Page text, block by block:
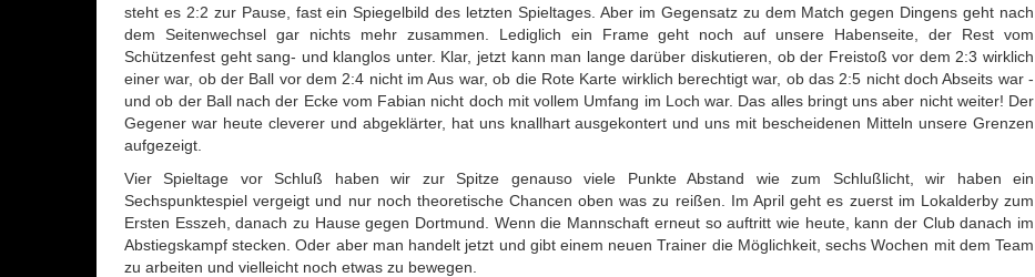
steht es 2:2 zur Pause, fast ein Spiegelbild des letzten Spieltages. Aber im Gegensatz zu dem Match gegen Dingens geht nach
dem Seitenwechsel gar nichts mehr zusammen. Lediglich ein Frame geht noch auf unsere Habenseite, der Rest vom
Schützenfest geht sang- und klanglos unter. Klar, jetzt kann man lange darüber diskutieren, ob der Freistoß vor dem 2:3 wirklich
einer war, ob der Ball vor dem 2:4 nicht im Aus war, ob die Rote Karte wirklich berechtigt war, ob das 2:5 nicht doch Abseits war -
und ob der Ball nach der Ecke vom Fabian nicht doch mit vollem Umfang im Loch war. Das alles bringt uns aber nicht weiter! Der
Gegener war heute cleverer und abgeklärter, hat uns knallhart ausgekontert und uns mit bescheidenen Mitteln unsere Grenzen
aufgezeigt.
Vier Spieltage vor Schluß haben wir zur Spitze genauso viele Punkte Abstand wie zum Schlußlicht, wir haben ein
Sechspunktespiel vergeigt und nur noch theoretische Chancen oben was zu reißen. Im April geht es zuerst im Lokalderby zum
Ersten Esszeh, danach zu Hause gegen Dortmund. Wenn die Mannschaft erneut so auftritt wie heute, kann der Club danach im
Abstiegskampf stecken. Oder aber man handelt jetzt und gibt einem neuen Trainer die Möglichkeit, sechs Wochen mit dem Team
zu arbeiten und vielleicht noch etwas zu bewegen.